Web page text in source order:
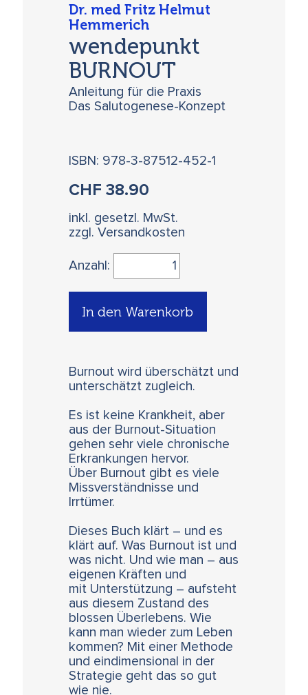
Dr. med Fritz Helmut
Hemmerich
wendepunkt
BURNOUT
Anleitung für die Praxis
Das Salutogenese-Konzept
ISBN: 978-3-87512-452-1
CHF38.90
inkl. gesetzl. MwSt.
zzgl. Versandkosten
Anzahl:
In den Warenkorb
Burnout wird überschätzt und
unterschätzt zugleich.
Es ist keine Krankheit, aber
aus der Burnout-Situation
gehen sehr viele chronische
Erkrankungen hervor.
Über Burnout gibt es viele
Missverständnisse und
Irrtümer.
Dieses Buch klärt – und es
klärt auf. Was Burnout ist und
was nicht. Und wie man – aus
eigenen Kräften und
mit Unterstützung – aufsteht
aus diesem Zustand des
blossen Überlebens. Wie
kann man wieder zum Leben
kommen? Mit einer Methode
und eindimensional in der
Strategie geht das so gut
wie nie.